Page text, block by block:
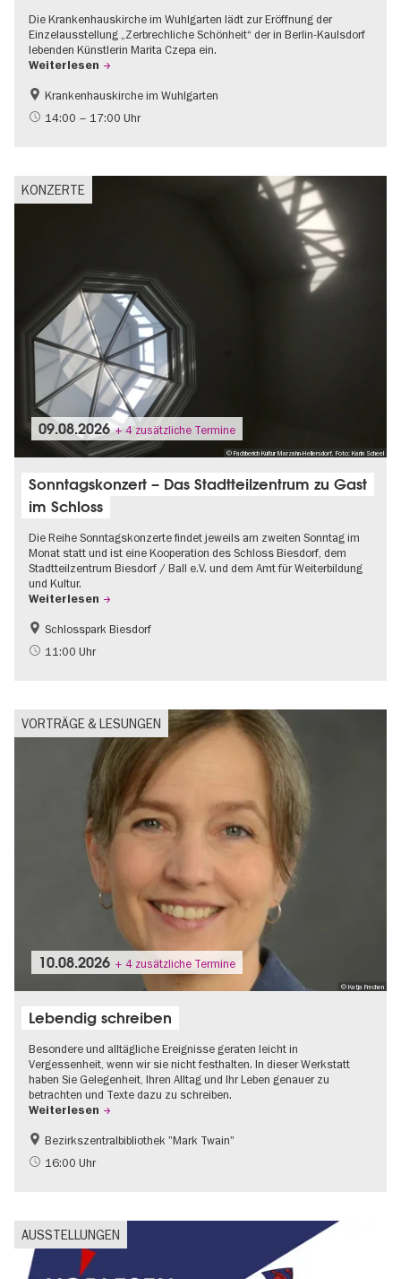
Die Krankenhauskirche im Wuhlgarten lädt zur Eröffnung der
Einzelausstellung „Zerbrechliche Schönheit“ der in Berlin-Kaulsdorf
lebenden Künstlerin Marita Czepa ein.
Weiterlesen
Musikstadt
Zeitgenössische Kunst
Krankenhauskirche im Wuhlgarten
14:00 – 17:00 Uhr
KONZERTE
© Fachberich Kultur Marzahn-Hellersdorf, Foto: Karin Scheel
09.08.2026 + 4 zusätzliche Termine
Sonntagskonzert – Das Stadtteilzentrum zu Gast
im Schloss
Die Reihe Sonntagskonzerte findet jeweils am zweiten Sonntag im
Monat statt und ist eine Kooperation des Schloss Biesdorf, dem
Stadtteilzentrum Biesdorf / Ball e.V. und dem Amt für Weiterbildung
und Kultur.
Weiterlesen
Barrierefrei
Going local Berlin
Schlosspark Biesdorf
11:00 Uhr
VORTRÄGE & LESUNGEN
© Katja Frechen
10.08.2026 + 4 zusätzliche Termine
Lebendig schreiben
Besondere und alltägliche Ereignisse geraten leicht in
Vergessenheit, wenn wir sie nicht festhalten. In dieser Werkstatt
haben Sie Gelegenheit, Ihren Alltag und Ihr Leben genauer zu
betrachten und Texte dazu zu schreiben.
Weiterlesen
Literatur
Bezirkszentralbibliothek "Mark Twain"
16:00 Uhr
AUSSTELLUNGEN